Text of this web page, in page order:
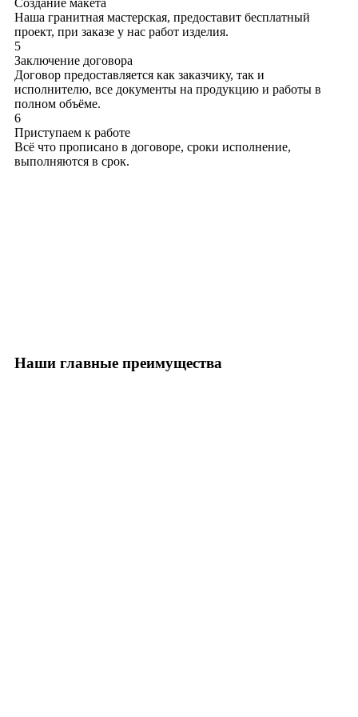
Создание макета
Наша гранитная мастерская, предоставит бесплатный
проект, при заказе у нас работ изделия.
5
Заключение договора
Договор предоставляется как заказчику, так и
исполнителю, все документы на продукцию и работы в
полном объёме.
6
Приступаем к работе
Всё что прописано в договоре, сроки исполнение,
выполняются в срок.
Наши главные преимущества